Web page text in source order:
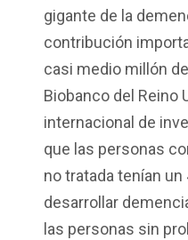
gigante de la
contribución
casi medio millón
Biobanco del Reino
internacional de
que las personas
no tratada tenían
desarrollar
las personas sin